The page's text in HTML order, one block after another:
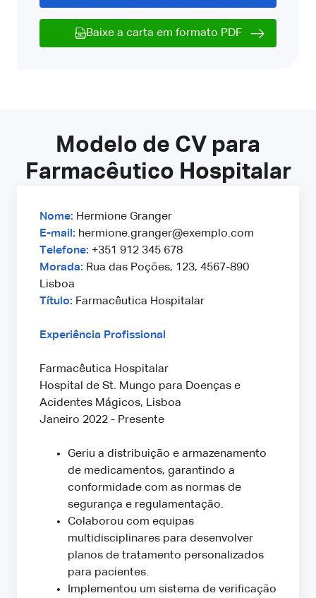
Baixe a carta em formato PDF
Modelo de CV para
Farmacêutico Hospitalar
Nome: Hermione Granger
E-mail: hermione.granger@exemplo.com
Telefone: +351 912 345 678
Morada: Rua das Poções, 123, 4567-890
Lisboa
Título: Farmacêutica Hospitalar
Experiência Profissional
Farmacêutica Hospitalar
Hospital de St. Mungo para Doenças e
Acidentes Mágicos, Lisboa
Janeiro 2022 - Presente
Geriu a distribuição e armazenamento
de medicamentos, garantindo a
conformidade com as normas de
segurança e regulamentação.
Colaborou com equipas
multidisciplinares para desenvolver
planos de tratamento personalizados
para pacientes.
Implementou um sistema de verificação